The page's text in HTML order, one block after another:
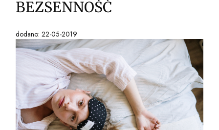
BEZSENNOŚĆ
dodano: 22-05-2019